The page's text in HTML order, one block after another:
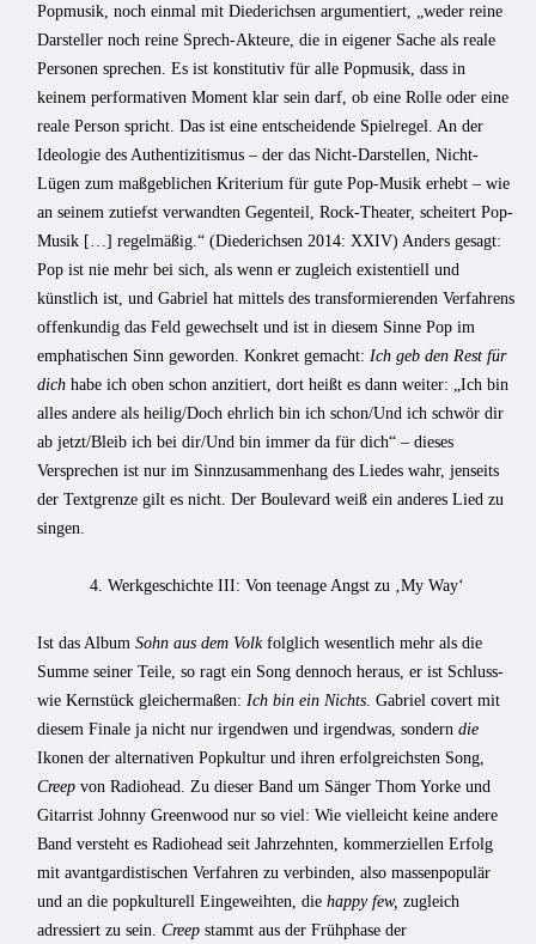
Popmusik, noch einmal mit Diederichsen argumentiert, „weder reine
Darsteller noch reine Sprech-Akteure, die in eigener Sache als reale
Personen sprechen. Es ist konstitutiv für alle Popmusik, dass in
keinem performativen Moment klar sein darf, ob eine Rolle oder eine
reale Person spricht. Das ist eine entscheidende Spielregel. An der
Ideologie des Authentizitismus – der das Nicht-Darstellen, Nicht-
Lügen zum maßgeblichen Kriterium für gute Pop-Musik erhebt – wie
an seinem zutiefst verwandten Gegenteil, Rock-Theater, scheitert Pop-
Musik […] regelmäßig.“ (Diederichsen 2014: XXIV) Anders gesagt:
Pop ist nie mehr bei sich, als wenn er zugleich existentiell und
künstlich ist, und Gabriel hat mittels des transformierenden Verfahrens
offenkundig das Feld gewechselt und ist in diesem Sinne Pop im
emphatischen Sinn geworden. Konkret gemacht: Ich geb den Rest für
dich habe ich oben schon anzitiert, dort heißt es dann weiter: „Ich bin
alles andere als heilig/Doch ehrlich bin ich schon/Und ich schwör dir
ab jetzt/Bleib ich bei dir/Und bin immer da für dich“ – dieses
Versprechen ist nur im Sinnzusammenhang des Liedes wahr, jenseits
der Textgrenze gilt es nicht. Der Boulevard weiß ein anderes Lied zu
singen.
4. Werkgeschichte III: Von teenage Angst zu ‚My Way‘
Ist das Album Sohn aus dem Volkfolglich wesentlich mehr als die
Summe seiner Teile, so ragt ein Song dennoch heraus, er ist Schluss-
wie Kernstück gleichermaßen: Ich bin ein Nichts . Gabriel covert mit
diesem Finale ja nicht nur irgendwen und irgendwas, sondern die
Ikonen der alternativen Popkultur und ihren erfolgreichsten Song,
Creep von Radiohead. Zu dieser Band um Sänger Thom Yorke und
Gitarrist Johnny Greenwood nur so viel: Wie vielleicht keine andere
Band versteht es Radiohead seit Jahrzehnten, kommerziellen Erfolg
mit avantgardistischen Verfahren zu verbinden, also massenpopulär
und an die popkulturell Eingeweihten, die happy few, zugleich
adressiert zu sein. Creep stammt aus der Frühphase der